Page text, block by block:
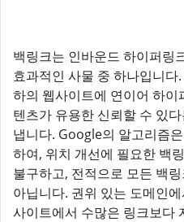
백링크는 인바운드 하이퍼링
효과적인 사물 중 하나입니
하의 웹사이트에 연이어 하
텐츠가 유용한 신뢰할 수 있
냅니다. Google의 알고리즘
하여, 위치 개선에 필요한 백
불구하고, 전적으로 모든 백
아닙니다. 권위 있는 도메인
사이트에서 수많은 링크보다